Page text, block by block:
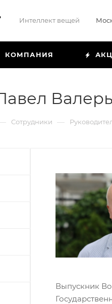
Интеллект вещей
КОМПАНИЯ
Сотрудники —
Выпускник